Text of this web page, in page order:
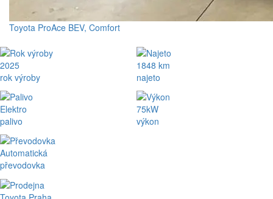
Toyota ProAce BEV, Comfort
2025
rok výroby
Elektro
palivo
Automatická
převodovka
1848 km
najeto
75kW
výkon